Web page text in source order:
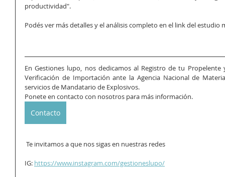
productividad".
Podés ver más detalles y el análisis completo en el link del estudio
En Gestiones lupo, nos dedicamos al Registro de tu
Verificación de Importación ante la Agencia Nacional de
servicios de Mandatario de Explosivos.
Ponete en contacto con nosotros para más información.
Contacto
Te invitamos a que nos sigas en nuestras redes
IG: https://www.instagram.com/gestioneslupo/